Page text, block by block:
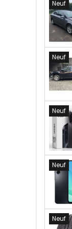
Neuf
Neuf
Neuf
Neuf
Neuf